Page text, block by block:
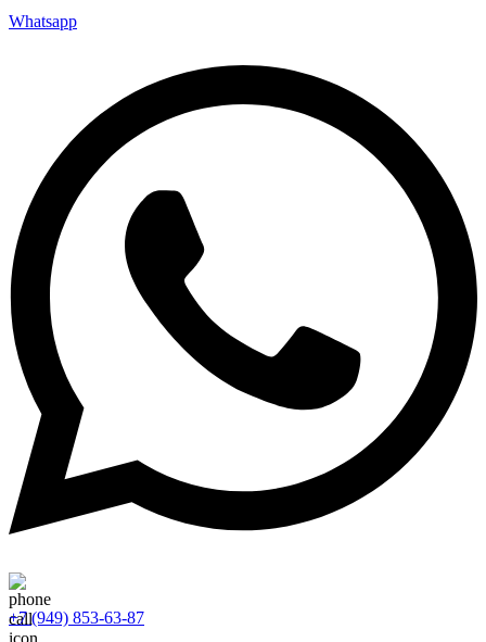
Whatsapp
+7 (949) 853-63-87